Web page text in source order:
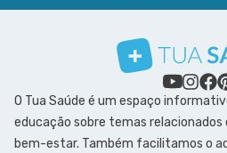
O Tua Saúde é um espaço
educação sobre temas relacionados
bem-estar. Também facilitamos o